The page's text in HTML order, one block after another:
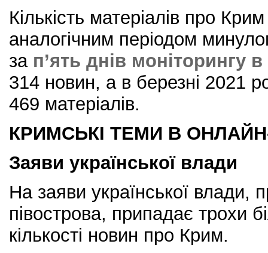
Кількість матеріалів про
аналогічним періодом
за п’ять днів моніторингу
314 новин, а в березні 2021
469 матеріалів.
КРИМСЬКІ ТЕМИ В
Заяви української влади
На заяви української влади,
півострова, припадає трохи
кількості новин про Крим.